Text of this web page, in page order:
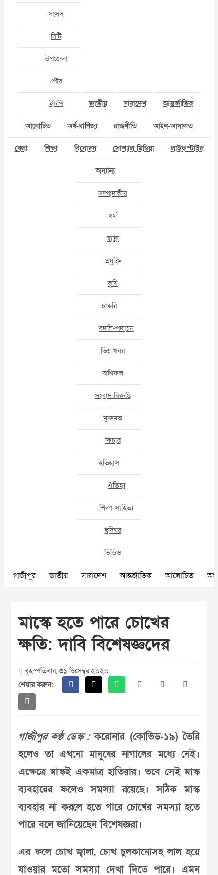
সংসদ
সিটি
উপজেলা
পৌর
ইউপি জাতীয় সারাদেশ আন্তর্জাতিক
আলোচিত অর্থ-বাণিজ্য রাজনীতি আইন-আদালত
খেলা শিক্ষা বিনোদন সোশ্যাল মিডিয়া লাইফস্টাইল
অন্যান্য
সম্পাদকীয়
ধর্ম
স্বাস্থ্য
প্রযুক্তি
কৃষি
চাকরি
বদলি-পদায়ন
ভিন্ন খবর
রাশিফল
সংবাদ বিজ্ঞপ্তি
মুক্তমত
ফিচার
ইতিহাস
ঐতিহ্য
শিল্প-সাহিত্য
ছবিঘর
ভিডিও
গাজীপুর জাতীয় সারাদেশ আন্তর্জাতিক আলোচিত
মাস্কে হতে পারে চোখের
ক্ষতি: দাবি বিশেষজ্ঞদের
বৃহস্পতিবার, ৩১ ডিসেম্বর ২০২০
শেয়ার করুন:
গাজীপুর কণ্ঠ ডেস্ক :করোনার (কোভিড-১৯) তৈরি
হলেও তা এখনো মানুষের নাগালের মধ্যে নেই।
এক্ষেত্রে মাস্কই একমাত্র হাতিয়ার। তবে সেই মাস্ক
ব্যবহারের ফলেও সমস্যা রয়েছে। সঠিক মাস্ক
ব্যবহার না করলে হতে পারে চোখের সমস্যা হতে
পারে বলে জানিয়েছেন বিশেষজ্ঞরা।
এর ফলে চোখ জ্বালা, চোখ চুলকানোসহ লাল হয়ে
যাওয়ার মতো সমস্যা দেখা দিতে পারে। এমন